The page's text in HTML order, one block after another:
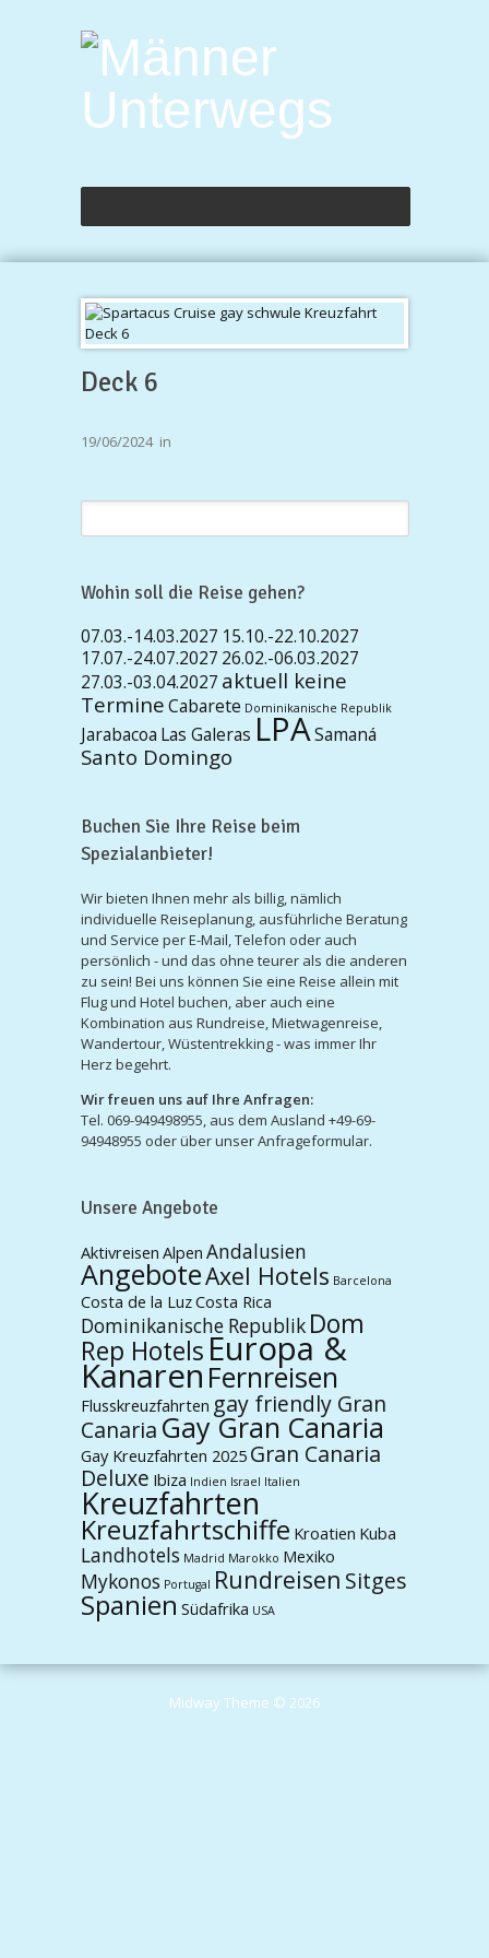
Deck 6
19/06/2024in
Wohin soll die Reise gehen?
07.03.-14.03.2027 15.10.-22.10.2027
17.07.-24.07.2027 26.02.-06.03.2027
27.03.-03.04.2027 aktuell keine
TermineCabarete Dominikanische Republik
Jarabacoa Las Galeras LPASamaná
Santo Domingo
Buchen Sie Ihre Reise beim
Spezialanbieter!
Wir bieten Ihnen mehr als billig, nämlich
individuelle Reiseplanung, ausführliche Beratung
und Service per E-Mail, Telefon oder auch
persönlich - und das ohne teurer als die anderen
zu sein! Bei uns können Sie eine Reise allein mit
Flug und Hotel buchen, aber auch eine
Kombination aus Rundreise, Mietwagenreise,
Wandertour, Wüstentrekking - was immer Ihr
Herz begehrt.
Wir freuen uns auf Ihre Anfragen:
Tel. 069-949498955, aus dem Ausland +49-69-
94948955 oder über unser Anfrageformular.
Unsere Angebote
Aktivreisen Alpen Andalusien
AngeboteAxel Hotels Barcelona
Costa de la LuzCosta Rica
Dominikanische Republik Dom
Rep HotelsEuropa &
Kanaren Fernreisen
Flusskreuzfahrten gay friendly Gran
Canaria Gay Gran Canaria
Gay Kreuzfahrten 2025 Gran Canaria
Deluxe Ibiza Indien Israel Italien
Kreuzfahrten
Kreuzfahrtschiffe Kroatien Kuba
Landhotels Madrid Marokko Mexiko
Mykonos Portugal Rundreisen Sitges
Spanien Südafrika USA
Midway Theme © 2026